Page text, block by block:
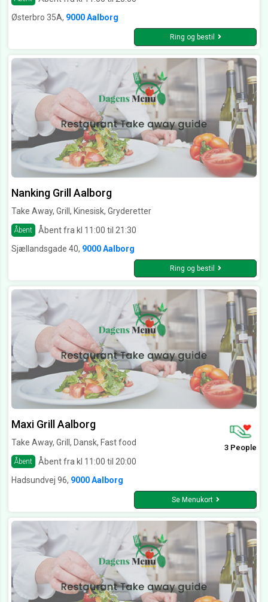
Østerbro 35A, 9000 Aalborg
Ring og bestil
Nanking Grill Aalborg
Take Away, Grill, Kinesisk, Gryderetter
Åbent
Åbent fra kl 11:00 til 21:30
Sjællandsgade 40, 9000 Aalborg
Ring og bestil
Maxi Grill Aalborg
Take Away, Grill, Dansk, Fast food
Åbent Åbent fra kl 11:00 til 20:00
3 People
Hadsundvej 96, 9000 Aalborg
Se Menukort